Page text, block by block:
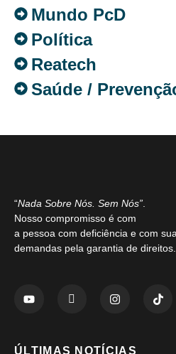
Mundo PcD
Política
Reatech
Saúde /
“Nada Sobre Nós. Sem Nós”
Nosso compromisso é com
a pessoa com deficiência e com
demandas pela garantia de direitos.
ÚLTIMAS NOTÍCIAS